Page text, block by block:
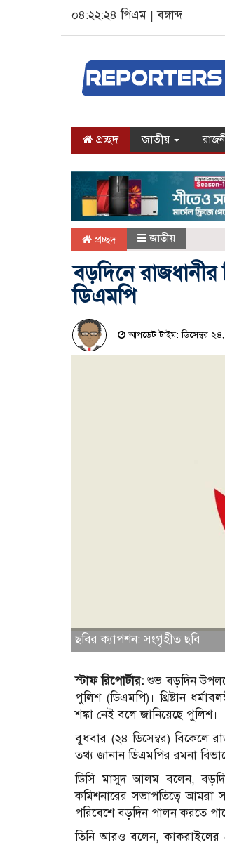
০৪:২২:২৪ পিএম |বঙ্গাব্দ
প্রচ্ছদ জাতীয়
প্রচ্ছদ জাতীয়
বড়দিনে রাজধানীর
ডিএমপি
আপডেট টাইম: ডিসেম্বর
ছবির ক্যাপশন: সংগৃহীত ছবি
স্টাফ রিপোর্টার:শুভ বড়দিন
পুলিশ (ডিএমপি)। খ্রিষ্টান
শঙ্কা নেই বলে জানিয়েছে পুলিশ।
বুধবার (২৪ ডিসেম্বর) বিকেলে
তথ্য জানান ডিএমপির রমনা
ডিসি মাসুদ আলম বলেন,
কমিশনারের সভাপতিত্বে আমরা
পরিবেশে বড়দিন পালন করতে
তিনি আরও বলেন, কাকরাইলের